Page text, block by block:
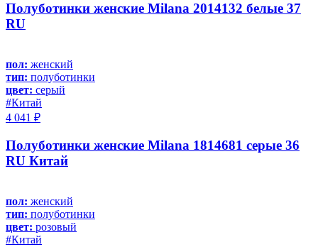
Полуботинки женские Milana 2014132 белые 37
RU
пол: женский
тип: полуботинки
цвет: серый
#Китай
4 041 ₽
Полуботинки женские Milana 1814681 серые 36
RU Китай
пол: женский
тип: полуботинки
цвет: розовый
#Китай